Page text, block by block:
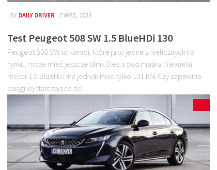
· BY DAILY DRIVER · 7 WRZ, 2023
Test Peugeot 508 SW 1.5 BlueHDi 130
Peugeot 508 SW to kombi, które jako jedne z nielicznych na
rynku, może mieć jeszcze silnik Diesla pod maską. Niewielki
motor 1.5 BlueHDi ma jednak moc tylko 131 KM. Czy zapewnia
osiągi wystarczające do...